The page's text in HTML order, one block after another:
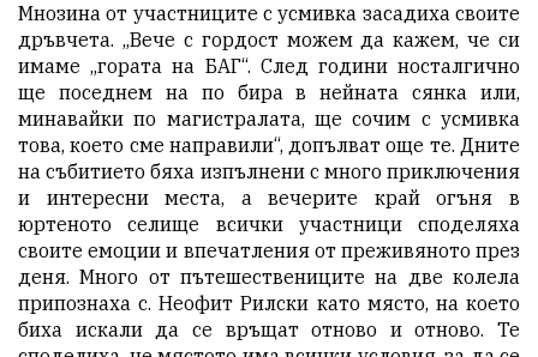
Мнозина от участниците с усмивка засадиха своите
дръвчета. „Вече с гордост можем да кажем, че си
имаме „гората на БАГ“. След години носталгично
ще поседнем на по бира в нейната сянка или,
минавайки по магистралата, ще сочим с усмивка
това, което сме направили“, допълват още те. Дните
на събитието бяха изпълнени с много приключения
и интересни места, а вечерите край огъня в
юртеното селище всички участници споделяха
своите емоции и впечатления от преживяното през
деня. Много от пътешествениците на две колела
припознаха с. Неофит Рилски като място, на което
биха искали да се връщат отново и отново. Те